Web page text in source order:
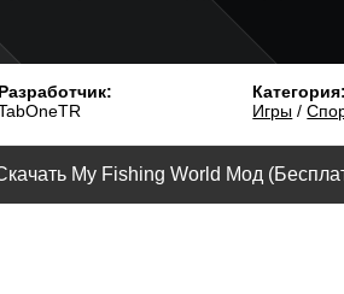
Разработчик:
Категория:
Игры /
My Fishing World Мод